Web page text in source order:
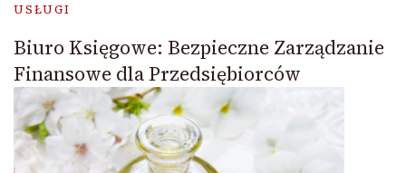
USŁUGI
Biuro Księgowe: Bezpieczne Zarządzanie
Finansowe dla Przedsiębiorców